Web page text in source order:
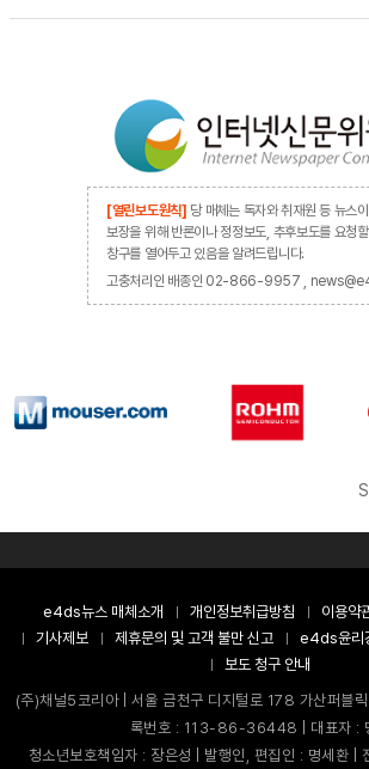
[열린보도원칙] 당 매체는 독자와 취재원 등 뉴스
보장을 위해 반론이나 정정보도, 추후보도를 요청
창구를 열어두고 있음을 알려드립니다.
고충처리인 배종인 02-866-9957 ,
e4ds뉴스 매체소개 개인정보취급방침 이용약
기사제보
제휴문의 및 고객 불만 신고 e4ds윤리
보도 청구 안내
(주)채널5코리아 | 서울 금천구 디지털로 178 가산퍼블
록번호 : 113-86-36448 | 대표자 :
청소년보호책임자 : 장은성 | 발행인, 편집인 : 명세